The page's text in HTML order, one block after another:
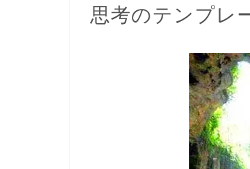
思考のテンプレ